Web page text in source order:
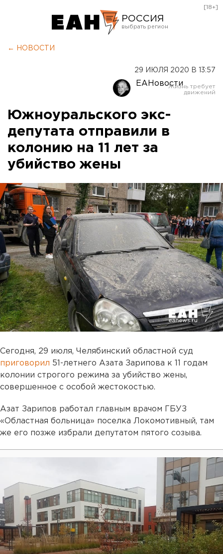
РОССИЯ
Оренбург
[18+]
← НОВОСТИ
29 ИЮЛЯ 2020 В 13:57
ЕАНовости
Южноуральского экс-
депутата отправили в
колонию на 11 лет за
убийство жены
Сегодня, 29 июля, Челябинский областной суд
приговорил 51-летнего Азата Зарипова к 11 годам
колонии строгого режима за убийство жены,
совершенное с особой жестокостью.
Азат Зарипов работал главным врачом ГБУЗ
«Областная больница» поселка Локомотивный, там
же его позже избрали депутатом пятого созыва.